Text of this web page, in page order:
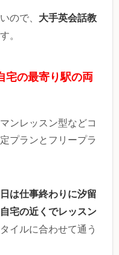
ので、 大手英会話教
。
宅の最寄り駅の両
ンレッスン型などコ
プランとフリープラ
は仕事終わりに汐留
宅の近くでレッスン
イルに合わせて通う